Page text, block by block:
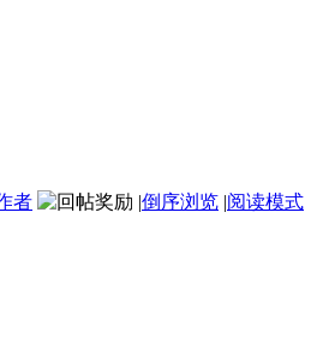
者 |倒序浏览 |阅读模式